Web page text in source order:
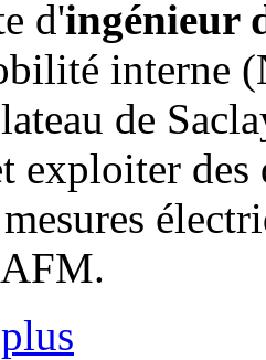
d'ingénieur
interne
de
exploiter